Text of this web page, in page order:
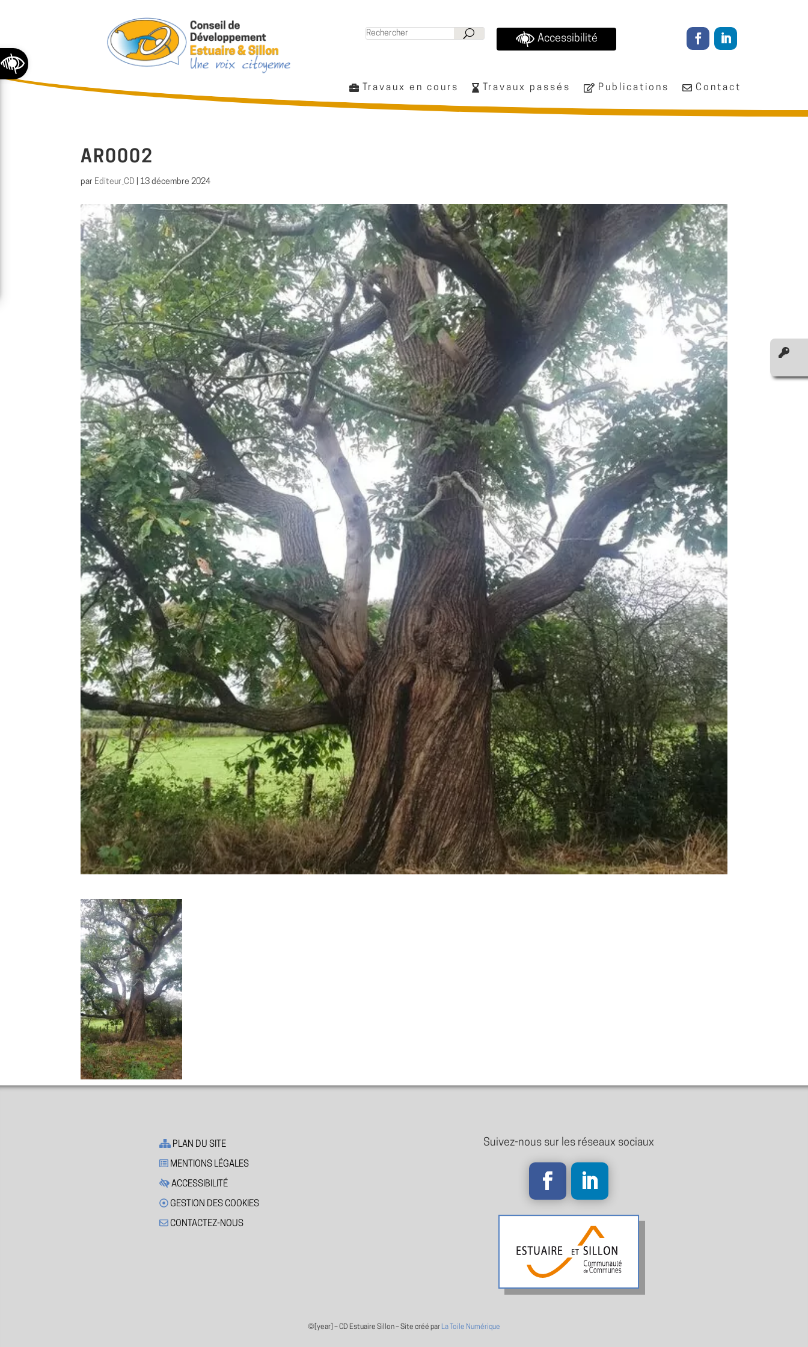
Ouvrir la barre d’outils
Accessibilité
Travaux en cours Travaux passés Publications Contact
AR0002
par Editeur_CD 13 décembre 2024
PLAN DU SITE
MENTIONS LÉGALES
ACCESSIBILITÉ
GESTION DES COOKIES
CONTACTEZ-NOUS
Suivez-nous sur les réseaux sociaux
©[year] –CD Estuaire Sillon – Site créé par La Toile Numérique